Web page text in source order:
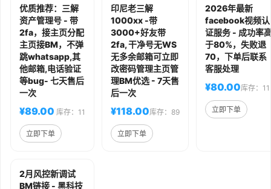
优质推荐：三解
资产管理号 - 带
2fa，接主页分配
主页接BM，不弹
跳whatsapp,其
他邮箱,电话验证
等bug- 七天售后
一次
¥89.00 库存：11
立即下单
印尼老三解
1000xx -带
3000+好友带
2fa, 干净号无WS
无多余邮箱可立即
改密码管理主页管
理BM优选 - 7天售
后一次
¥118.00库存：89
立即下单
2026年最新
facebook视频认
证服务 - 成功率
于80%，失败退
70，下单后联系
客服处理
¥80.00库存：
立即下单
2月风控新调试
BM链接 - 黑科技